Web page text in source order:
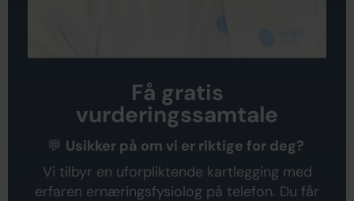
Få gratis
vurderingssamtale
💬 Usikker på om vi er riktige for deg?
Vi tilbyr en uforpliktende kartlegging med
erfaren ernæringsfysiolog på telefon. Du får